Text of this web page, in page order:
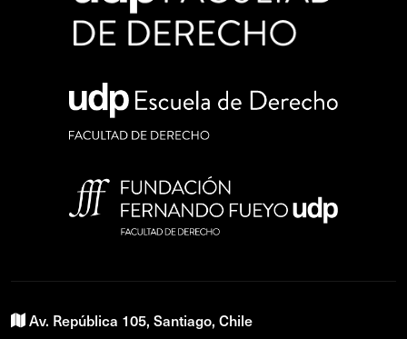
Av. República 105, Santiago, Chile